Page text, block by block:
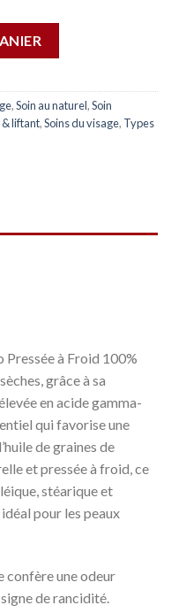
,Soin au naturel,Soin
& liftant,Soins du visage, Types
Pressée à Froid 100%
grâce à sa
en acide gamma-
qui favorise une
de graines de
et pressée à froid, ce
stéarique et
pour les peaux
confère une odeur
de rancidité.